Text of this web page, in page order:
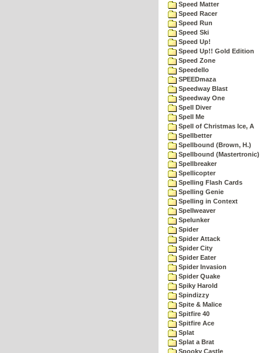
Speed Matter
Speed Racer
Speed Run
Speed Ski
Speed Up!
Speed Up!! Gold Edition
Speed Zone
Speedello
SPEEDmaza
Speedway Blast
Speedway One
Spell Diver
Spell Me
Spell of Christmas Ice, A
Spellbetter
Spellbound (Brown, H.)
Spellbound (Mastertronic)
Spellbreaker
Spellicopter
Spelling Flash Cards
Spelling Genie
Spelling in Context
Spellweaver
Spelunker
Spider
Spider Attack
Spider City
Spider Eater
Spider Invasion
Spider Quake
Spiky Harold
Spindizzy
Spite & Malice
Spitfire 40
Spitfire Ace
Splat
Splat a Brat
Spooky Castle